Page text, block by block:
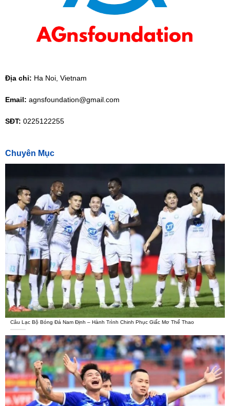
Địa chỉ: Ha Noi, Vietnam
Email: agnsfoundation@gmail.com
SĐT: 0225122255
Chuyên Mục
Câu Lạc Bộ Bóng Đá Nam Định – Hành Trình Chinh Phục Giấc Mơ Thể Thao